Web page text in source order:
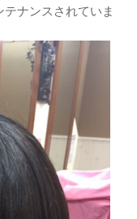
ナンスされていま